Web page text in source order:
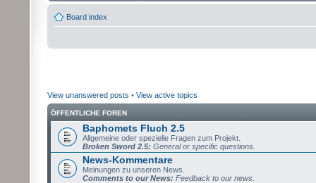
Board index
View unanswered posts • View active topics
ÖFFENTLICHE FOREN
Baphomets Fluch 2.5
Allgemeine oder spezielle Fragen zum Projekt.
Broken Sword 2.5: General or specific questions.
News-Kommentare
Meinungen zu unseren News.
Comments to our News: Feedback to our news.